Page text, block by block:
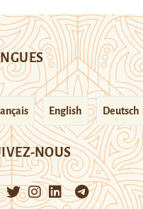
English Deutsch
NOUS